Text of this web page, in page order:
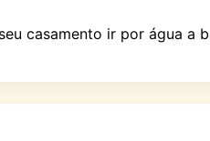
casamento ir por água a